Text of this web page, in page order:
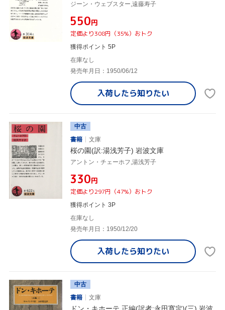
ジーン・ウェブスター,遠藤寿子
¥550円
定価より308円（35%）おトク
獲得ポイント 5P
在庫なし
発売年月日：1950/06/12
入荷したら知りたい
中古
書籍
文庫
桜の園(訳:湯浅芳子) 岩波文庫
アントン・チェーホフ,湯浅芳子
¥330円
定価より297円（47%）おトク
獲得ポイント 3P
在庫なし
発売年月日：1950/12/20
入荷したら知りたい
中古
書籍
文庫